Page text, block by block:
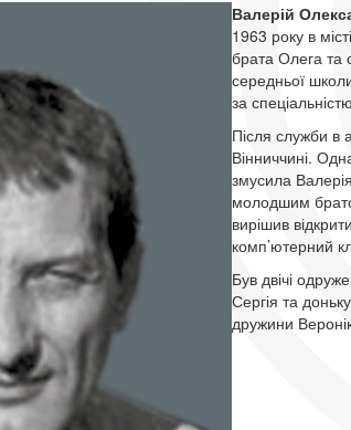
Валерій
1963 року в
брата Олега та
середньої
за
Після служби в
Вінниччині.
змусила
молодшим
вирішив
комп’ютерний
Був двічі
Сергія та
дружини